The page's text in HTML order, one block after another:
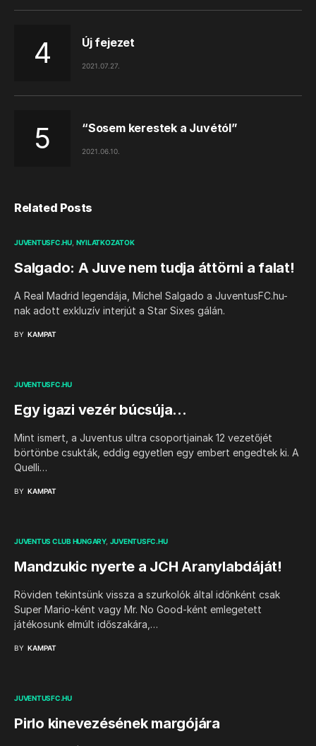
Új fejezet
2021.07.27.
“Sosem kerestek a Juvétól”
2021.06.10.
Related Posts
JUVENTUSFC.HU NYILATKOZATOK
Salgado: A Juve nem tudja áttörni a falat!
A Real Madrid legendája, Míchel Salgado a JuventusFC.hu-
nak adott exkluzív interjút a Star Sixes gálán.
BY KAMPAT
JUVENTUSFC.HU
Egy igazi vezér búcsúja…
Mint ismert, a Juventus ultra csoportjainak 12 vezetőjét
börtönbe csukták, eddig egyetlen egy embert engedtek ki. A
Quelli…
BY KAMPAT
JUVENTUS CLUB HUNGARY JUVENTUSFC.HU
Mandzukic nyerte a JCH Aranylabdáját!
Röviden tekintsünk vissza a szurkolók által időnként csak
Super Mario-ként vagy Mr. No Good-ként emlegetett
játékosunk elmúlt időszakára,…
BY KAMPAT
JUVENTUSFC.HU
Pirlo kinevezésének margójára